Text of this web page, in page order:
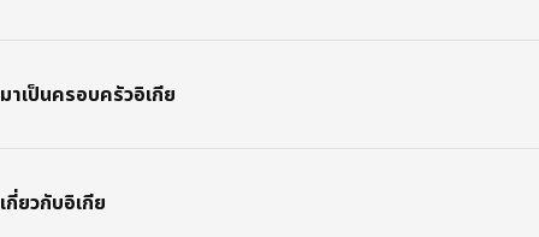
มาเป็นครอบครัวอิเกีย
เกี่ยวกับอิเกีย